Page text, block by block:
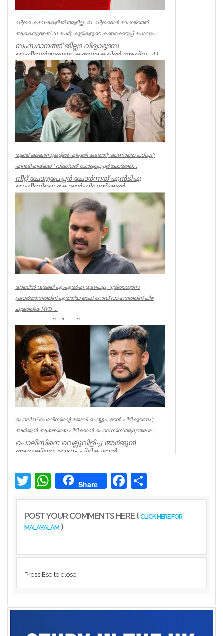
ഡിഇഒ കസേരകളില്‍ ആളില്ല; 41 ഡിഇഒമാര്‍ വേണ്ടിടത്ത്
ആകെയുള്ളത് 20 പേര്‍; കുട്ടികളുടെ കണക്കെടുപ്പ് പോലും...
സംസ്ഥാനത്ത് ജില്ലാ വിദ്യാഭ്യാസ
ഓഫീസര്‍മാരുടെ കസേരകളില്‍ ആളില്ല. 41
ഡിഇഒമാരില്‍ നിലവില്‍ ഉള്ളത് 20 പ...
Kerala
തുണ്ട് കടലാസുകളില്‍ എഴുതി കടത്തി; കാണാതെ പഠിച്ചു’;
എന്‍ടിഎയിലെ ‘ വിദഗ്ധര്‍’ ചോദ്യപ്പേപ്പര്‍ ചോര്‍ത്ത...
നീറ്റ് ചോദ്യപേപ്പര്‍ ചോര്‍ന്നത് എന്‍ടിഎ
ഓഫീസിലെ കോണ്‍ഫിഡന്‍ഷ്യല്‍
സെക്ഷനില്‍ നിന്ന് എന്ന് സിബിഐ. എന...
Kerala
അബിൻ വർക്കി എംഎൽഎ ഇടപെട്ടു, ദുരിതാശ്വാസ
പ്രവർത്തനത്തിന് എത്തിയ ഓഫ് റോഡ് വാഹനത്തിന് പിഴ
ചുമത്തിയ MVD ...
ആറന്മുളയിൽ ദുരിതാശ്വാസ
പ്രവർത്തനത്തിന് എത്തിയ ഓഫ് റോഡ്
വാഹനത്തിന് മോട്ടോർ വെഹിക്കിൾ
ഇൻസ്പെക്ടർ പിഴ ...
Kerala
പൊലീസ് പൊലീസിന്റെ ജോലി ചെയ്യും, ഉടന്‍ പിടികൂടണം’;
അര്‍ജുന്‍ ആയങ്കിയെ പിടിക്കാന്‍ പൊലീസിന് ആഭ്യന്തര മ...
പൊലീസിനെ വെല്ലുവിളിച്ച അര്‍ജുന്‍
ആയങ്കിയെ വേഗം പിടികൂടാന്‍
Kerala Twitter WhatsAppShare Facebook
POST YOUR COMMENTS HERE ( CLICK HERE FOR
MALAYALAM)
Press Esc to close